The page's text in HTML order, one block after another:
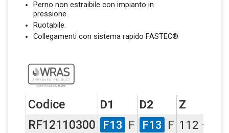
Perno non estraibile con impianto in
pressione.
Ruotabile.
Collegamenti con sistema rapido FASTEC®
Codice D1 D2 Z
RF12110300 F13 F F13 F 112 ÷